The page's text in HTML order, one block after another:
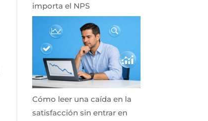
importa el NPS
Cómo leer una caída en la
satisfacción sin entrar en